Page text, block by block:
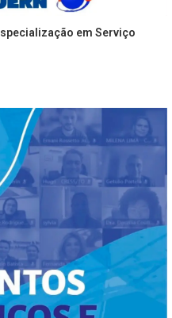
em Serviço